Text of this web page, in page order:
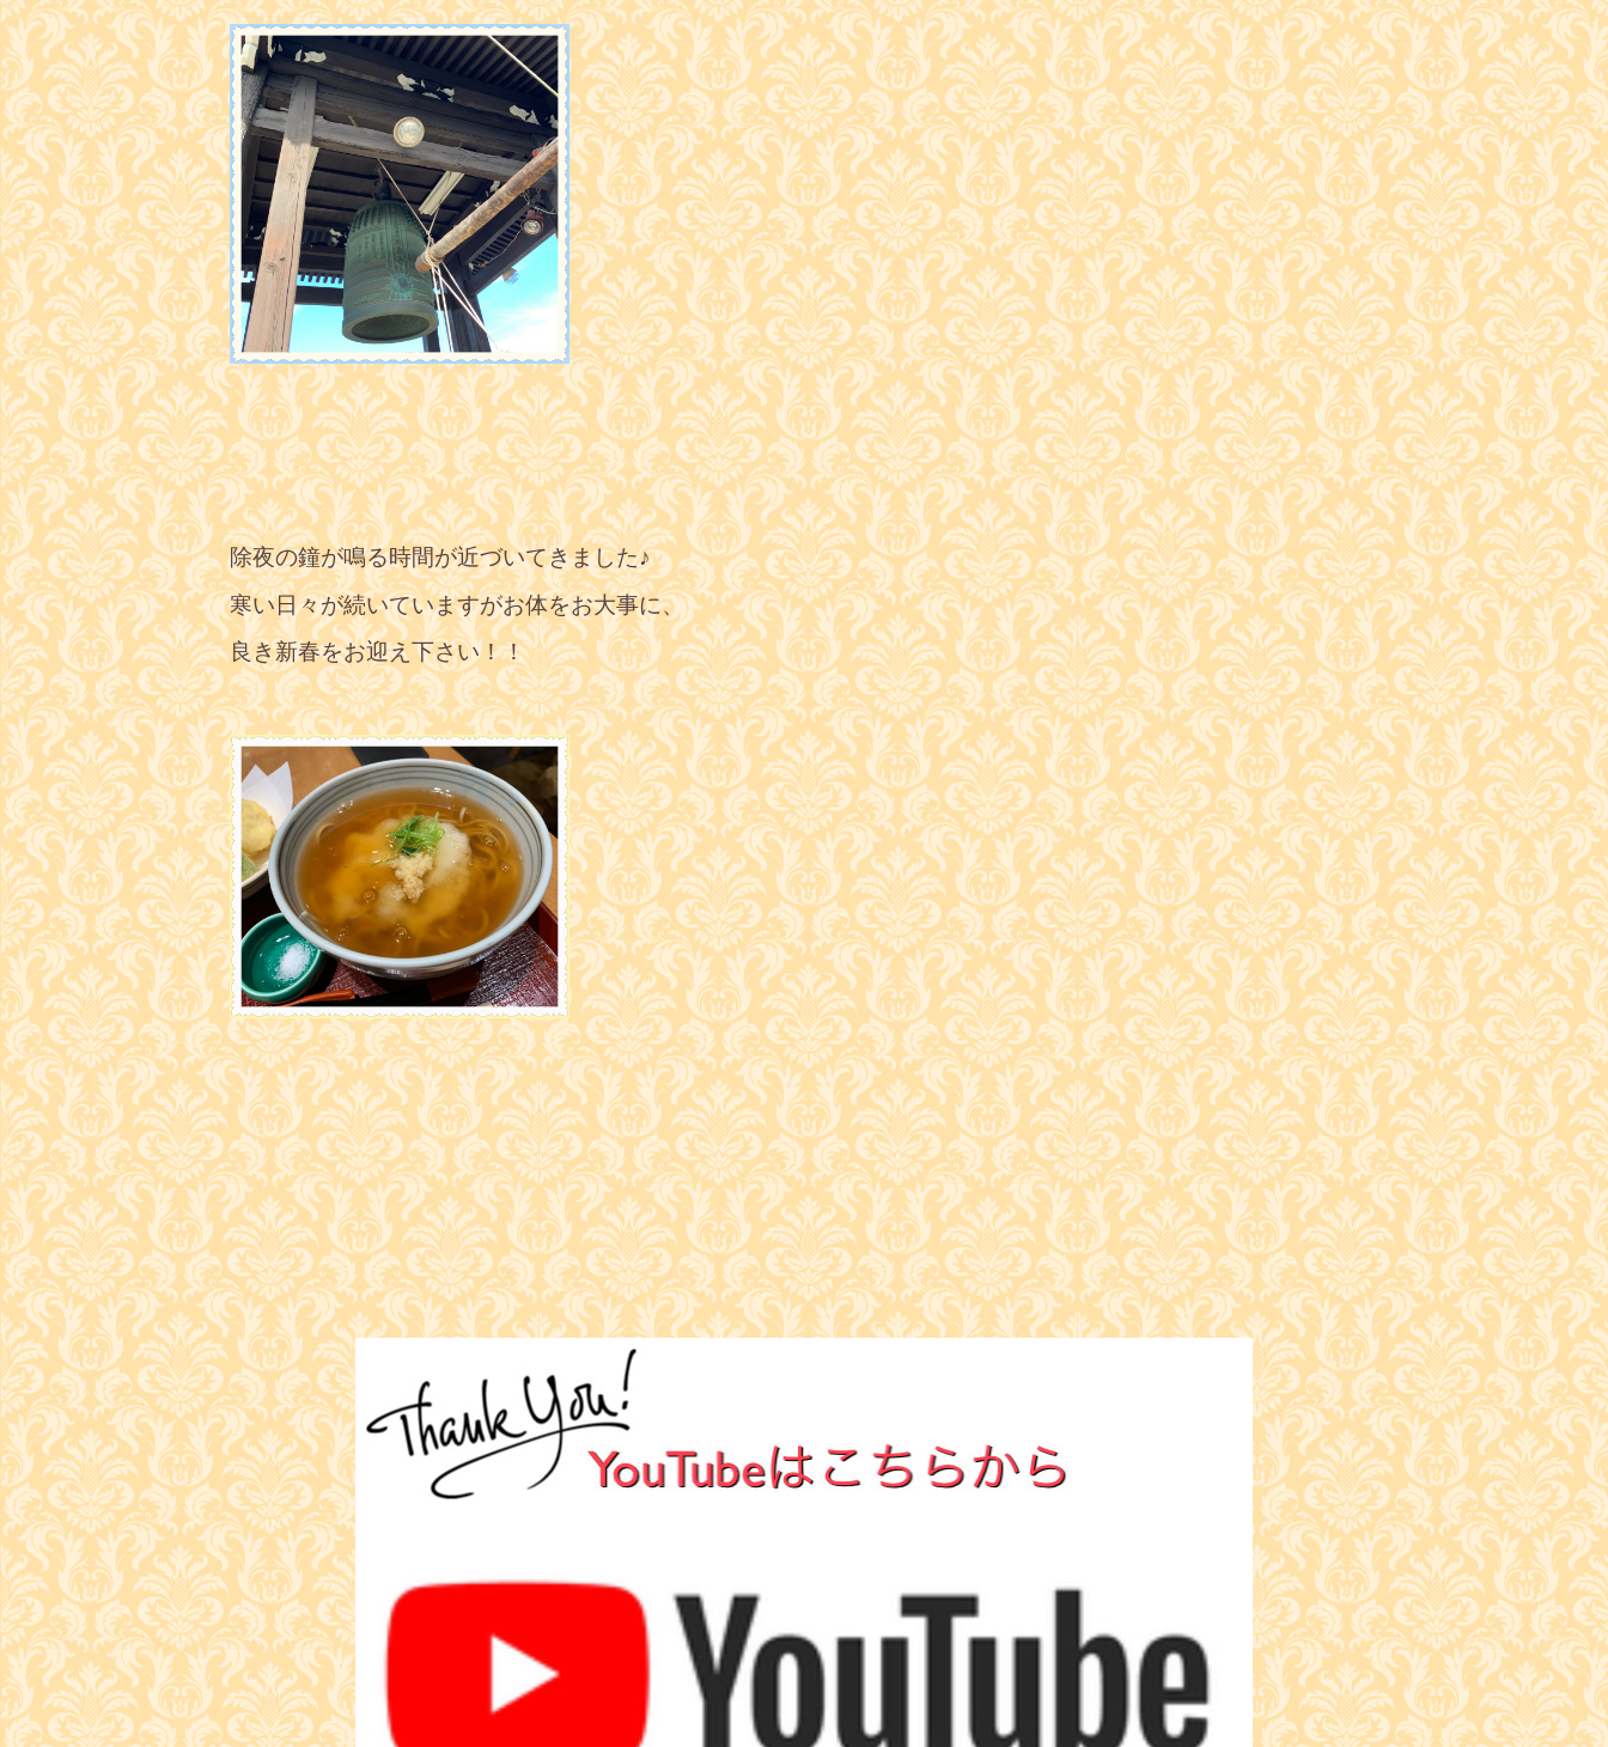
除夜の鐘が鳴る時間が近づいてきました♪
寒い日々が続いていますがお体をお大事に、
良き新春をお迎え下さい！！